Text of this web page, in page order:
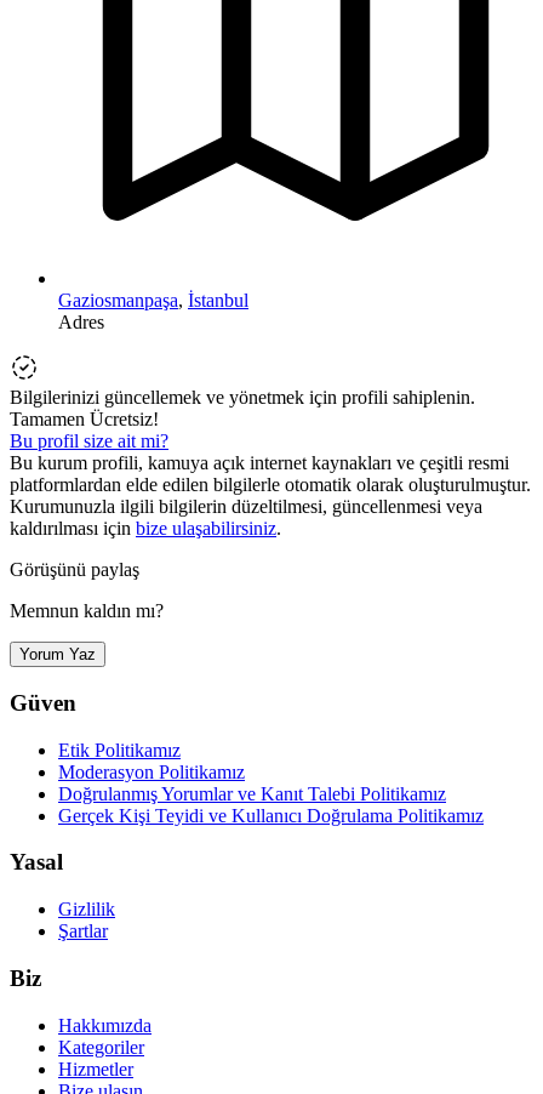
Gaziosmanpaşa, İstanbul
Adres
Bilgilerinizi güncellemek ve yönetmek için profili sahiplenin.
Tamamen Ücretsiz!
Bu profil size ait mi?
Bu kurum profili, kamuya açık internet kaynakları ve çeşitli resmi
platformlardan elde edilen bilgilerle otomatik olarak oluşturulmuştur.
Kurumunuzla ilgili bilgilerin düzeltilmesi, güncellenmesi veya
kaldırılması için bize ulaşabilirsiniz.
Görüşünü paylaş
Memnun kaldın mı?
Yorum Yaz
Güven
Etik Politikamız
Moderasyon Politikamız
Doğrulanmış Yorumlar ve Kanıt Talebi Politikamız
Gerçek Kişi Teyidi ve Kullanıcı Doğrulama Politikamız
Yasal
Gizlilik
Şartlar
Biz
Hakkımızda
Kategoriler
Hizmetler